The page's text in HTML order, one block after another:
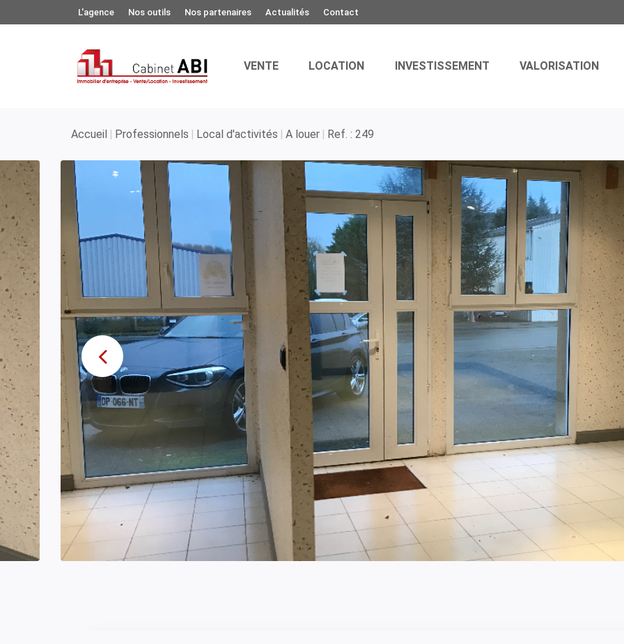
L'agence Nos outils Nos partenaires Actualités Contact
VENTE LOCATION INVESTISSEMENT VALORISATION
Accueil Professionnels Local d'activités A louer Ref. : 249